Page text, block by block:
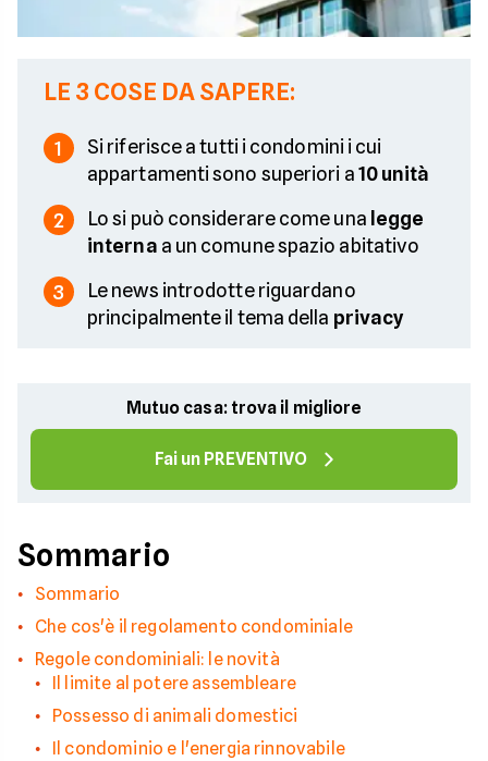
LE 3 COSE DA SAPERE:
1
Si riferisce a tutti i condomini i cui
appartamenti sono superiori a10 unità
2 Lo si può considerare come una legge
interna a un comune spazio abitativo
3
Le news introdotte riguardano
principalmente il tema della privacy
Mutuo casa: trova il migliore
Fai un PREVENTIVO
Sommario
Sommario
Che cos'è il regolamento condominiale
Regole condominiali: le novità
Il limite al potere assembleare
Possesso di animali domestici
Il condominio e l'energia rinnovabile